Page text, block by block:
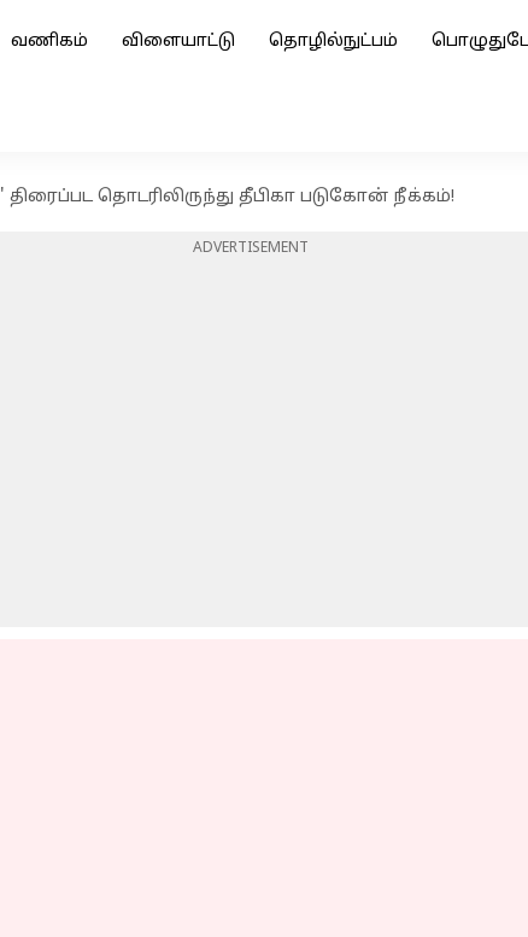
வணிகம் விளையாட்டு தொழில்நுட்பம்
திரைப்பட தொடரிலிருந்து தீபிகா படுகோன் நீக்கம்!
ADVERTISEMENT